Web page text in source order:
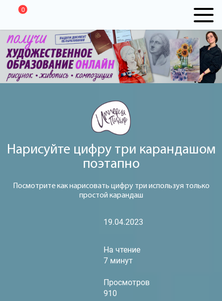
0
Нарисуйте цифру три карандашом
поэтапно
Посмотрите как нарисовать цифру три используя только
простой карандаш
19.04.2023
На чтение
7 минут
Просмотров
910